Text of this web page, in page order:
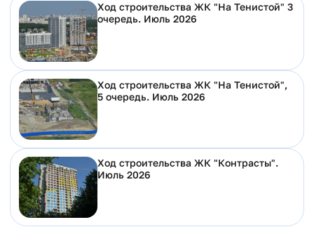
Ход строительства ЖК "На Тенистой" 3
очередь. Июль 2026
Ход строительства ЖК "На Тенистой",
5 очередь. Июль 2026
Ход строительства ЖК "Контрасты".
Июль 2026